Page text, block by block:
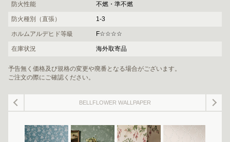
防火性能 不燃・準不燃
防火種別（直張） 1-3
ホルムアルデヒド等級 F☆☆☆☆
在庫状況 海外取寄品
予告無く価格及び規格の変更や廃番となる場合がございます。
ご注文の際にご確認ください。
BELLFLOWER WALLPAPER